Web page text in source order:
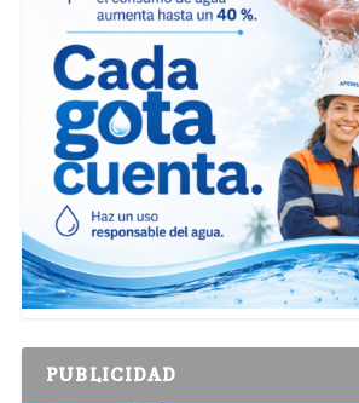
PUBLICIDAD